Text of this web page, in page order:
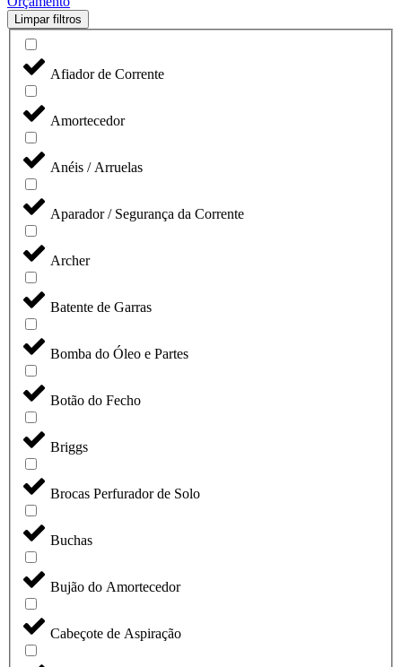
Limpar filtros
Afiador de Corrente
Amortecedor
Anéis / Arruelas
Aparador / Segurança da Corrente
Archer
Batente de Garras
Bomba do Óleo e Partes
Botão do Fecho
Briggs
Brocas Perfurador de Solo
Buchas
Bujão do Amortecedor
Cabeçote de Aspiração